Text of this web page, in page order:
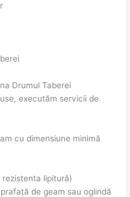
Drumul Taberei
executăm servicii de
cu dimensiune minimă
rezistenta lipitură)
de geam sau oglindă